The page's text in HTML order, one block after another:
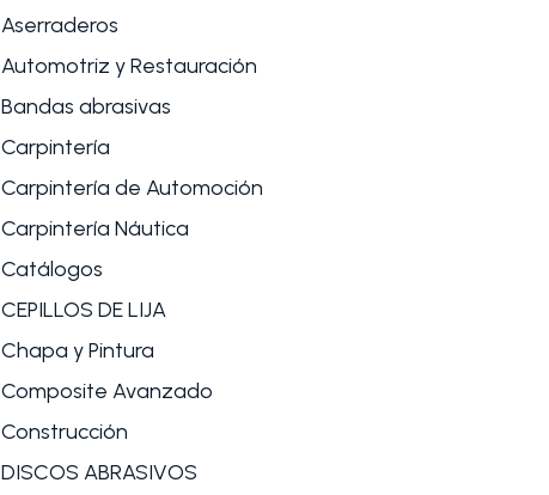
Aserraderos
Automotriz y Restauración
Bandas abrasivas
Carpintería
Carpintería de Automoción
Carpintería Náutica
Catálogos
CEPILLOS DE LIJA
Chapa y Pintura
Composite Avanzado
Construcción
DISCOS ABRASIVOS